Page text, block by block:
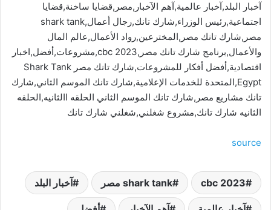
آخبار البلد,آخبار عالمية,آهم الآخبار,مصر,قضايا ساخنة,قضايا
اجتماعية,رئيس الوزراء,شارك تانك,رجال أعمال,shark tank
مصر,شارك تانك مصر,المخترعين,رواد الأعمال,عالم المال
والأعمال,برنامج شارك تانك مصر,cbc 2023,مشروعات,أفضل,اخبار
اقتصادية,أفضل أفكار للمشروعات,شارك تانك مصر Shark Tank
Egypt,المتحدة للخدمات الإعلامية,شارك تانك الموسم الثاني,شارك
تانك مشاريع مصر,شارك تانك الموسم الثاني الحلقه االثانيه,الحلقه
الثانيه شارك تانك,مشروع شغلني,شغلني شارك تانك
source
cbc 2023 shark tank مصر آخبار البلد